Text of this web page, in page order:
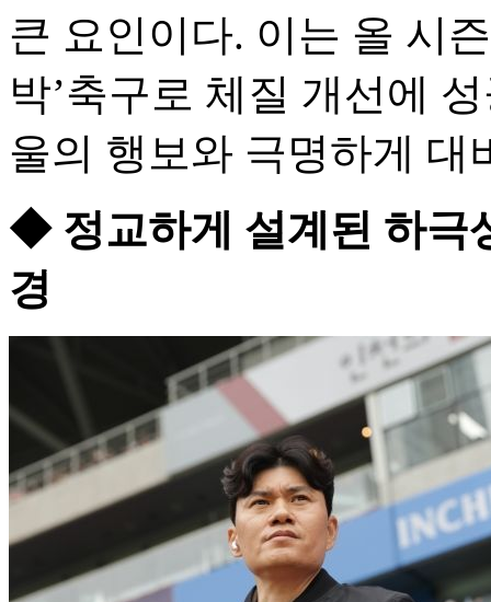
큰 요인이다. 이는 올 시
박’축구로 체질 개선에
울의 행보와 극명하게 대
◆ 정교하게 설계된 하극
경